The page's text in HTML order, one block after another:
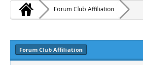
Forum Club Affiliation
Forum Club Affiliation